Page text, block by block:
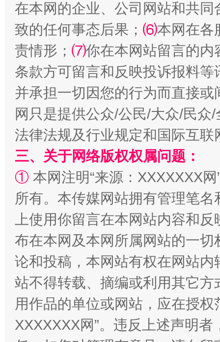
全民健身五年计划来了！等你上场
阿坝州三大球赛在茂县开幕
国家大学科技园优化重塑工作
在本网的企业、公司网站和共
致的任何事态后果； ⑹本网在各
责情形； ⑺你在本网站留言的内
条款方可留言和反映投诉报料
并承担一切因您的行为而直接
网只是提供公众/公民/大众/民
法律法规及行业规定和国际互
三、关于网络版权权属问题：
① 本网注明“来源：XXXXXXX
所有。本传媒网站拥有管理笔
上使用你留言在本网站内容和
布在本网及本网所属网站的一
论和投稿，本网站有权在网站
站不得转载、摘编或利用其它
用作品的单位或网站，应在授
XXXXXXX网”。违反上述声明